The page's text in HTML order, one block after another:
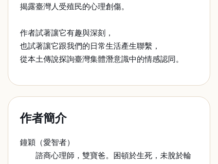
揭露臺灣人受殖民的心理創傷。
作者試著讓它有趣與深刻，
也試著讓它跟我們的日常生活產生聯繫，
從本土傳說探詢臺灣集體潛意識中的情感認同。
作者簡介
鐘穎（愛智者）
諮商心理師，雙寶爸。困頓於生死，未脫於輪